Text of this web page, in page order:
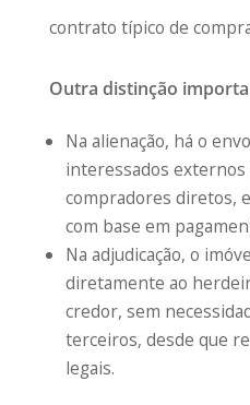
contrato típico de
Outra distinção
Na alienação, há o
interessados externos
compradores diretos,
com base em
Na adjudicação, o
diretamente ao
credor, sem
terceiros, desde que
legais.